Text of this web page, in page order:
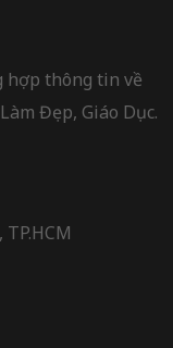
hợp thông tin về
Đẹp, Giáo Dục.